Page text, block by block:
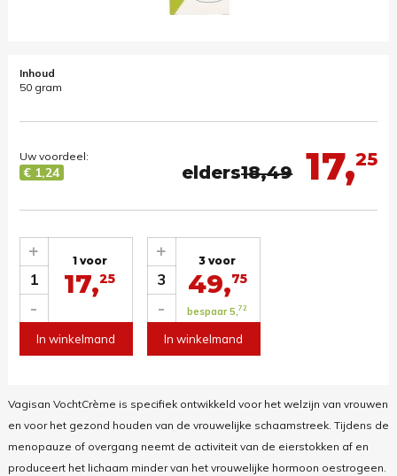
Inhoud
50 gram
17,25
elders18,49
Uw voordeel:
€ 1,24
1
-
+ 1 voor
17,25
In winkelmand
3
-
+ 3 voor
49,75
bespaar 5,72
In winkelmand
Vagisan VochtCrème is specifiek ontwikkeld voor het welzijn van vrouwen
en voor het gezond houden van de vrouwelijke schaamstreek. Tijdens de
menopauze of overgang neemt de activiteit van de eierstokken af en
produceert het lichaam minder van het vrouwelijke hormoon oestrogeen.